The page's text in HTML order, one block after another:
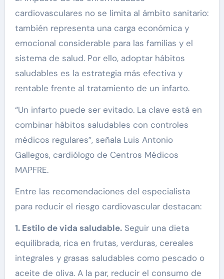
cardiovasculares no se limita al ámbito sanitario:
también representa una carga económica y
emocional considerable para las familias y el
sistema de salud. Por ello, adoptar hábitos
saludables es la estrategia más efectiva y
rentable frente al tratamiento de un infarto.
“Un infarto puede ser evitado. La clave está en
combinar hábitos saludables con controles
médicos regulares”, señala Luis Antonio
Gallegos, cardiólogo de Centros Médicos
MAPFRE.
Entre las recomendaciones del especialista
para reducir el riesgo cardiovascular destacan:
1. Estilo de vida saludable.Seguir una dieta
equilibrada, rica en frutas, verduras, cereales
integrales y grasas saludables como pescado o
aceite de oliva. A la par, reducir el consumo de